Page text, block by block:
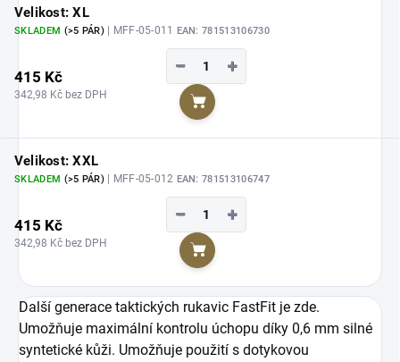
Velikost: XL
SKLADEM (>5 PÁR) | MFF-05-011 EAN: 781513106730
415 Kč
342,98 Kč bez DPH
+
−
Do košíku
Velikost: XXL
SKLADEM (>5 PÁR) | MFF-05-012 EAN: 781513106747
415 Kč
342,98 Kč bez DPH
+
−
Do košíku
Další generace taktických rukavic FastFit je zde.
Umožňuje maximální kontrolu úchopu díky 0,6 mm silné
syntetické kůži. Umožňuje použití s dotykovou